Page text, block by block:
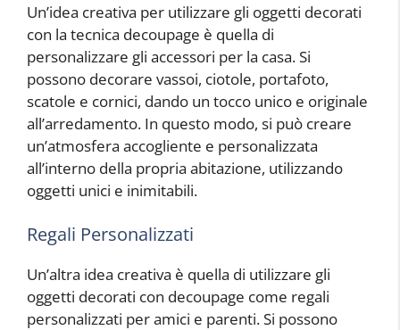
Un’idea creativa per utilizzare gli oggetti decorati
con la tecnica decoupage è quella di
personalizzare gli accessori per la casa. Si
possono decorare vassoi, ciotole, portafoto,
scatole e cornici, dando un tocco unico e originale
all’arredamento. In questo modo, si può creare
un’atmosfera accogliente e personalizzata
all’interno della propria abitazione, utilizzando
oggetti unici e inimitabili.
Regali Personalizzati
Un’altra idea creativa è quella di utilizzare gli
oggetti decorati con decoupage come regali
personalizzati per amici e parenti. Si possono